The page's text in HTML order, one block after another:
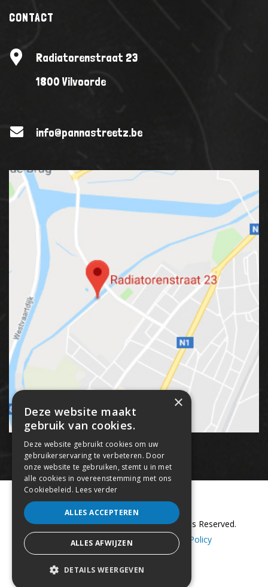
CONTACT
Radiatorenstraat 23
1800 Vilvoorde
info@pannastreetz.be
Copyright © 2018 Panna Streetz. All Rights Reserved.
Sitemap–Cookie Policy
Privacy Policy
webdesign by conversal
×
Deze website maakt
gebruik van cookies.
Deze website gebruikt cookies om uw
gebruikerservaring te verbeteren. Door
onze website te gebruiken, stemt u in met
alle cookies in overeenstemming met ons
Cookiebeleid. Lees verder
ALLES ACCEPTEREN
ALLES AFWIJZEN
DETAILS WEERGEVEN